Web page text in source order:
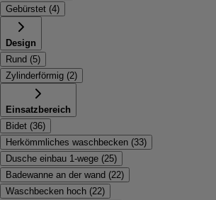
Gebürstet (4)
Design
Rund (5)
Zylinderförmig (2)
Einsatzbereich
Bidet (36)
Herkömmliches waschbecken (33)
Dusche einbau 1-wege (25)
Badewanne an der wand (22)
Waschbecken hoch (22)